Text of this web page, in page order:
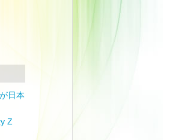
日本
Z